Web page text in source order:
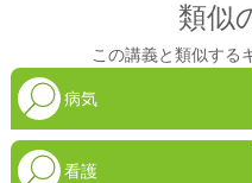
類似
この講義と類似する
病気
看護